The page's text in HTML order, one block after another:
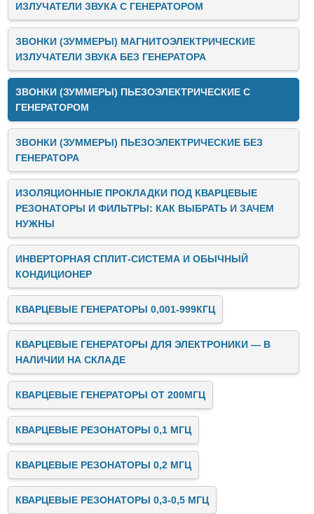
ИЗЛУЧАТЕЛИ ЗВУКА C ГЕНЕРАТОРОМ
ЗВОНКИ (ЗУММЕРЫ) МАГНИТОЭЛЕКТРИЧЕСКИЕ
ИЗЛУЧАТЕЛИ ЗВУКА БЕЗ ГЕНЕРАТОРА
ЗВОНКИ (ЗУММЕРЫ) ПЬЕЗОЭЛЕКТРИЧЕСКИЕ C
ГЕНЕРАТОРОМ
ЗВОНКИ (ЗУММЕРЫ) ПЬЕЗОЭЛЕКТРИЧЕСКИЕ БЕЗ
ГЕНЕРАТОРА
ИЗОЛЯЦИОННЫЕ ПРОКЛАДКИ ПОД КВАРЦЕВЫЕ
РЕЗОНАТОРЫ И ФИЛЬТРЫ: КАК ВЫБРАТЬ И ЗАЧЕМ
НУЖНЫ
ИНВЕРТОРНАЯ СПЛИТ-СИСТЕМА И ОБЫЧНЫЙ
КОНДИЦИОНЕР
КВАРЦЕВЫЕ ГЕНЕРАТОРЫ 0,001-999КГЦ
КВАРЦЕВЫЕ ГЕНЕРАТОРЫ ДЛЯ ЭЛЕКТРОНИКИ — В
НАЛИЧИИ НА СКЛАДЕ
КВАРЦЕВЫЕ ГЕНЕРАТОРЫ ОТ 200МГЦ
КВАРЦЕВЫЕ РЕЗОНАТОРЫ 0,1 МГЦ
КВАРЦЕВЫЕ РЕЗОНАТОРЫ 0,2 МГЦ
КВАРЦЕВЫЕ РЕЗОНАТОРЫ 0,3-0,5 МГЦ